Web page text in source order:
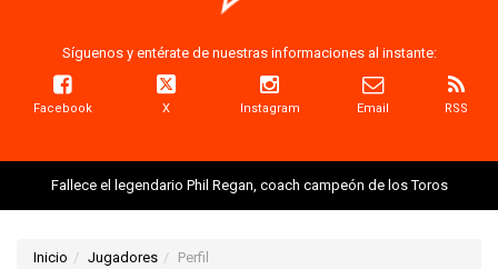
Síguenos y entérate de nuestras informaciones al instante:
Facebook X Instagram Email RSS
Fallece el legendario Phil Regan, coach campeón de los Toros
Inicio Jugadores Perfil